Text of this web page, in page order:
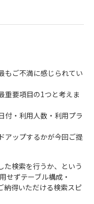
もご不満に感じられてい
重要項目の1つと考えま
付・利用人数・利用プラ
アップするかが今回ご提
た検索を行うか、という
せずテーブル構成・
納得いただける検索スピ